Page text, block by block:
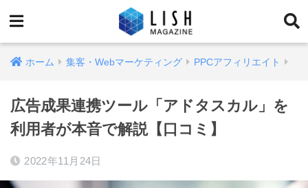
ホーム 集客・Webマーケティング PPCアフィリエイト
広告成果連携ツール「アドタスカル」を
利用者が本音で解説【口コミ】
2022年11月24日